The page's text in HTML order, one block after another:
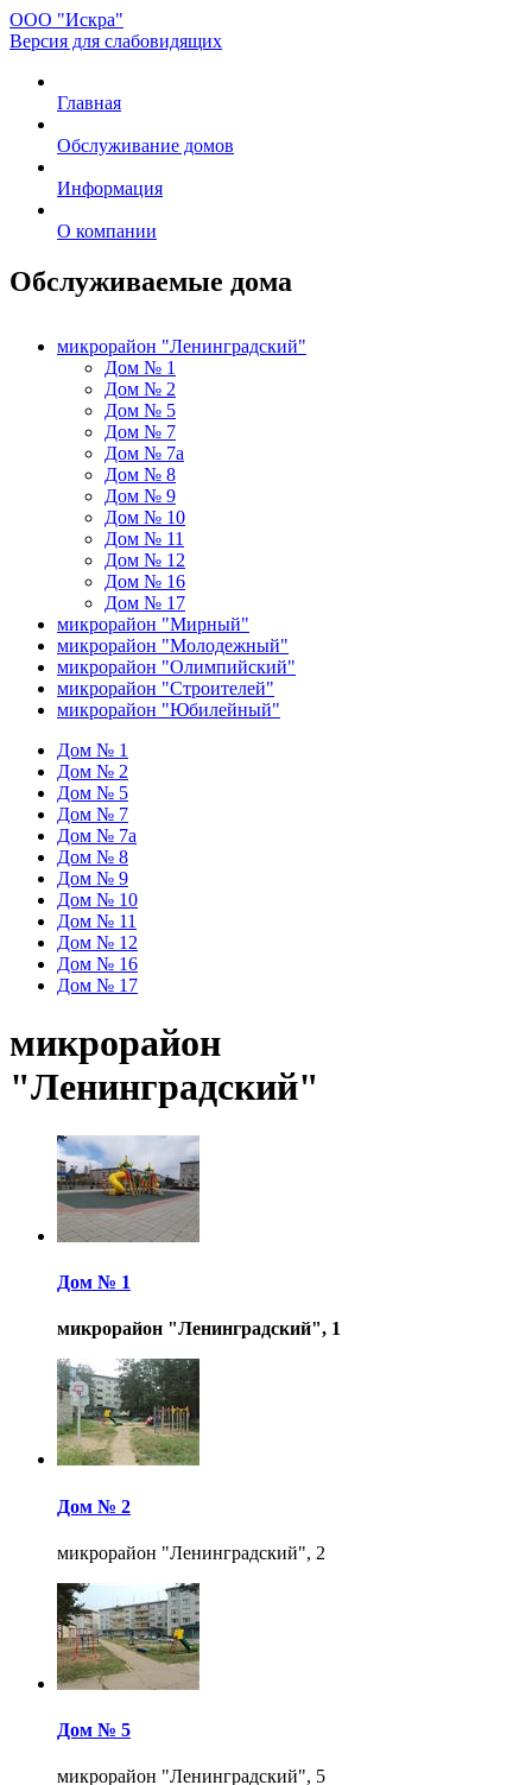
ООО "Искра"
Версия для слабовидящих
Главная
Обслуживание домов
Информация
О компании
Обслуживаемые дома
микрорайон "Ленинградский"
Дом № 1
Дом № 2
Дом № 5
Дом № 7
Дом № 7а
Дом № 8
Дом № 9
Дом № 10
Дом № 11
Дом № 12
Дом № 16
Дом № 17
микрорайон "Мирный"
микрорайон "Молодежный"
микрорайон "Олимпийский"
микрорайон "Строителей"
микрорайон "Юбилейный"
Дом № 1
Дом № 2
Дом № 5
Дом № 7
Дом № 7а
Дом № 8
Дом № 9
Дом № 10
Дом № 11
Дом № 12
Дом № 16
Дом № 17
микрорайон
"Ленинградский"
Дом № 1
микрорайон "Ленинградский", 1
Дом № 2
микрорайон "Ленинградский", 2
Дом № 5
микрорайон "Ленинградский", 5